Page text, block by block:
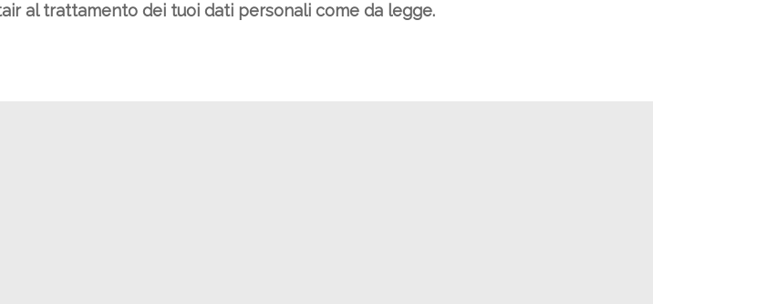
al trattamento dei tuoi dati personali come da legge.